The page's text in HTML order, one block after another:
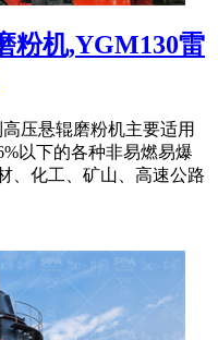
粉机,YGM130雷
压悬辊磨粉机主要适用
以下的各种非易燃易爆
、化工、矿山、高速公路